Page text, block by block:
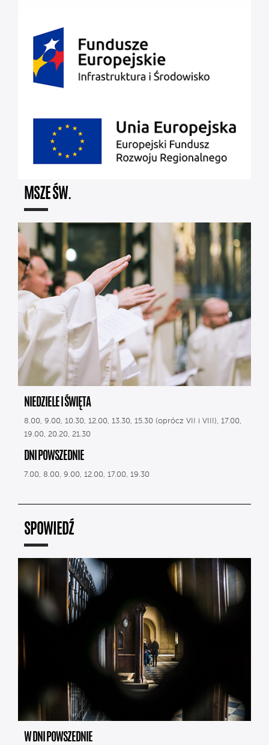
MSZE ŚW.
NIEDZIELE I ŚWIĘTA
8.00, 9.00, 10.30, 12.00, 13.30, 15.30 (oprócz VII i VIII), 17.00,
19.00, 20.20, 21.30
DNI POWSZEDNIE
7.00, 8.00, 9.00, 12.00, 17.00, 19.30
SPOWIEDŹ
W DNI POWSZEDNIE